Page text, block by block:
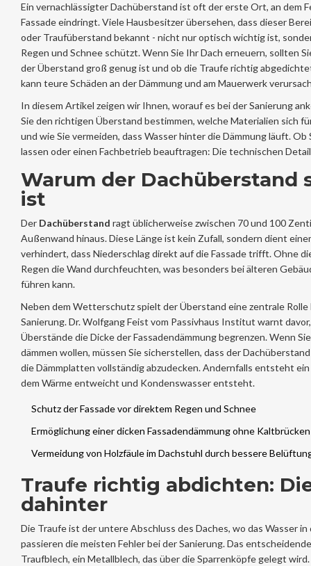
Ein vernachlässigterDachüberstand ist oft der erste Ort, an dem
Fassade eindringt. Viele Hausbesitzer übersehen, dass dieser
oder Traufüberstand bekannt - nicht nur optisch wichtig ist,
Regen und Schnee schützt. Wenn Sie Ihr Dach erneuern, sollten
der Überstand groß genug ist und ob die Trauferichtig
kann teure Schäden an der Dämmung und am Mauerwerk
In diesem Artikel zeigen wir Ihnen, worauf es bei der Sanierung
Sie den richtigen Überstand bestimmen, welche Materialien sich
und wie Sie vermeiden, dass Wasser hinter die Dämmung läuft. Ob
lassen oder einen Fachbetrieb beauftragen: Die technischen
Warum der Dachüberstand
ist
Der Dachüberstand ragt üblicherweise zwischen 70 und 100
Außenwand hinaus. Diese Länge ist kein Zufall, sondern dient
verhindert, dass Niederschlag direkt auf die Fassade trifft. Ohne
Regen die Wand durchfeuchten, was besonders bei älteren
führen kann.
Neben dem Wetterschutz spielt der Überstand eine zentrale
Sanierung. Dr. Wolfgang Feist vom Passivhaus Institut warnt
Überstände die Dicke der Fassadendämmung begrenzen. Wenn
dämmen wollen, müssen Sie sicherstellen, dass der
die Dämmplatten vollständig abzudecken. Andernfalls entsteht
dem Wärme entweicht und Kondenswasser entsteht.
Schutz der Fassade vor direktem Regen und Schnee
Ermöglichung einer dicken Fassadendämmung ohne Kaltbrücken
Vermeidung von Holzfäule im Dachstuhl durch bessere
Traufe richtig abdichten:
dahinter
Die Traufeist der untere Abschluss des Daches, wo das Wasser
passieren die meisten Fehler bei der Sanierung. Das
Traufblech, ein Metallblech, das über die Sparrenköpfe gelegt